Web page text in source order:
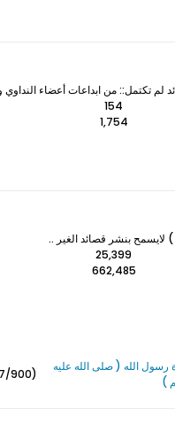
تكتمل:: من ابداعات أعضاء النداوي
154
1,754
بنشر قصائد الغير ..
25,399
662,485
رسول الله ( صلى الله عليه
)
(47/900)